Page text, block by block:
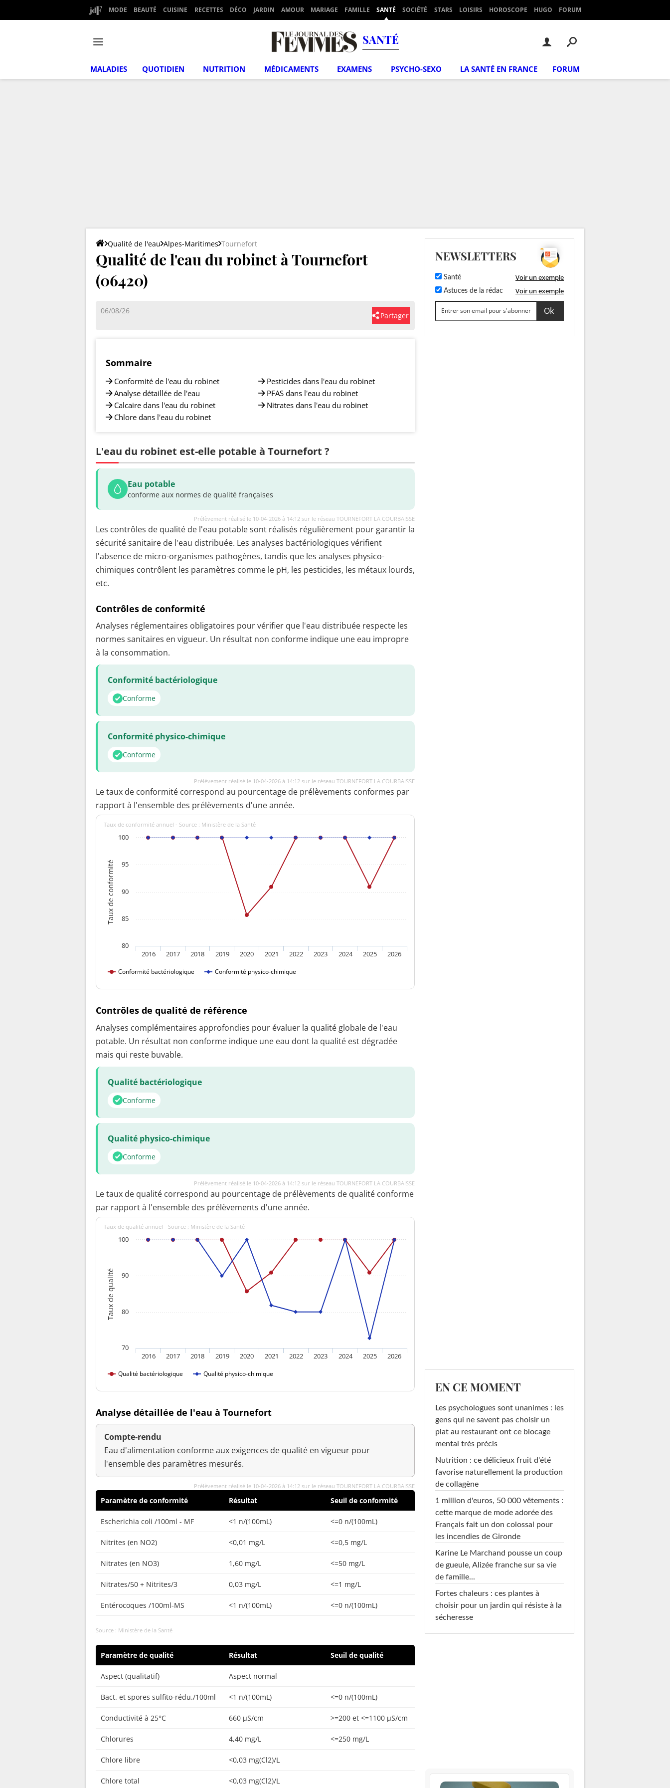
MODE BEAUTÉ CUISINE RECETTES DÉCO JARDIN AMOUR MARIAGE FAMILLE SANTÉ SOCIÉTÉ STARS LOISIRS HOROSCOPE HUGO FORUM
SANTÉ
MALADIES QUOTIDIEN NUTRITION MÉDICAMENTS EXAMENS PSYCHO-SEXO LA SANTÉ EN FRANCE FORUM
Qualité de l'eau Alpes-Maritimes Tournefort
Qualité de l'eau du robinet à Tournefort
(06420)
06/08/26
Partager
Sommaire
Conformité de l'eau du robinet
Analyse détaillée de l'eau
Calcaire dans l'eau du robinet
Chlore dans l'eau du robinet
Pesticides dans l'eau du robinet
PFAS dans l'eau du robinet
Nitrates dans l'eau du robinet
L'eau du robinet est-elle potable à Tournefort ?
Eau potable
conforme aux normes de qualité françaises
Prélèvement réalisé le 10-04-2026 à 14:12 sur le réseau TOURNEFORT LA COURBAISSE
Les contrôles de qualité de l'eau potable sont réalisés régulièrement pour garantir la
sécurité sanitaire de l'eau distribuée. Les analyses bactériologiques vérifient
l'absence de micro-organismes pathogènes, tandis que les analyses physico-
chimiques contrôlent les paramètres comme le pH, les pesticides, les métaux lourds,
etc.
Contrôles de conformité
Analyses réglementaires obligatoires pour vérifier que l'eau distribuée respecte les
normes sanitaires en vigueur. Un résultat non conforme indique une eau impropre
à la consommation.
Conformité bactériologique
Conforme
Conformité physico-chimique
Conforme
Prélèvement réalisé le 10-04-2026 à 14:12 sur le réseau TOURNEFORT LA COURBAISSE
Le taux de conformité correspond au pourcentage de prélèvements conformes par
rapport à l'ensemble des prélèvements d'une année.
Taux de conformité
Taux de conformité annuel - Source : Ministère de la Santé
Conformité bactériologique Conformité physico-chimique
2016 2017 2018 2019 2020 2021 2022 2023 2024 2025 2026
80
85
90
95
100
Contrôles de qualité de référence
Analyses complémentaires approfondies pour évaluer la qualité globale de l'eau
potable. Un résultat non conforme indique une eau dont la qualité est dégradée
mais qui reste buvable.
Qualité bactériologique
Conforme
Qualité physico-chimique
Conforme
Prélèvement réalisé le 10-04-2026 à 14:12 sur le réseau TOURNEFORT LA COURBAISSE
Le taux de qualité correspond au pourcentage de prélèvements de qualité conforme
par rapport à l'ensemble des prélèvements d'une année.
Taux de qualité
Taux de qualité annuel - Source : Ministère de la Santé
Qualité bactériologique Qualité physico-chimique
2016 2017 2018 2019 2020 2021 2022 2023 2024 2025 2026
70
80
90
100
Analyse détaillée de l'eau à Tournefort
Compte-rendu
Eau d'alimentation conforme aux exigences de qualité en vigueur pour
l'ensemble des paramètres mesurés.
Prélèvement réalisé le 10-04-2026 à 14:12 sur le réseau TOURNEFORT LA COURBAISSE
Paramètre de conformité Résultat Seuil de conformité
Escherichia coli /100ml - MF <1 n/(100mL) <=0 n/(100mL)
Nitrites (en NO2) <0,01 mg/L <=0,5 mg/L
Nitrates (en NO3) 1,60 mg/L <=50 mg/L
Nitrates/50 + Nitrites/3 0,03 mg/L <=1 mg/L
Entérocoques /100ml-MS <1 n/(100mL) <=0 n/(100mL)
Source : Ministère de la Santé
Paramètre de qualité Résultat Seuil de qualité
Aspect (qualitatif) Aspect normal
Bact. et spores sulfito-rédu./100ml <1 n/(100mL) <=0 n/(100mL)
Conductivité à 25°C 660 µS/cm >=200 et <=1100 µS/cm
Chlorures 4,40 mg/L <=250 mg/L
Chlore libre <0,03 mg(Cl2)/L
Chlore total <0,03 mg(Cl2)/L
NEWSLETTERS
Santé Voir un exemple
Astuces de la rédac Voir un exemple
EN CE MOMENT
Les psychologues sont unanimes : les
gens qui ne savent pas choisir un
plat au restaurant ont ce blocage
mental très précis
Nutrition : ce délicieux fruit d'été
favorise naturellement la production
de collagène
1 million d'euros, 50 000 vêtements :
cette marque de mode adorée des
Français fait un don colossal pour
les incendies de Gironde
Karine Le Marchand pousse un coup
de gueule, Alizée franche sur sa vie
de famille...
Fortes chaleurs : ces plantes à
choisir pour un jardin qui résiste à la
sécheresse